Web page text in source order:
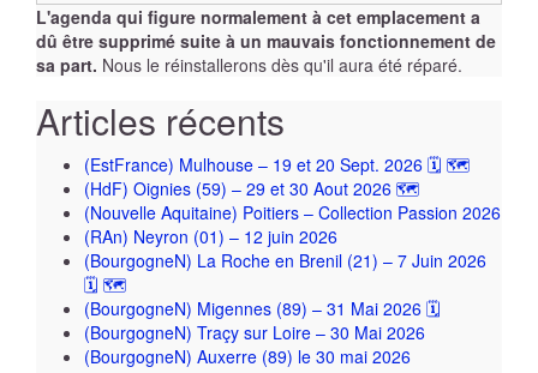
L'agenda qui figure normalement à cet emplacement a
dû être supprimé suite à un mauvais fonctionnement de
sa part. Nous le réinstallerons dès qu'il aura été réparé.
Articles récents
(EstFrance) Mulhouse – 19 et 20 Sept. 2026 🗓 🗺
(HdF) Oignies (59) – 29 et 30 Aout 2026 🗺
(Nouvelle Aquitaine) Poitiers – Collection Passion 2026
(RAn) Neyron (01) – 12 juin 2026
(BourgogneN) La Roche en Brenil (21) – 7 Juin 2026
🗓 🗺
(BourgogneN) Migennes (89) – 31 Mai 2026 🗓
(BourgogneN) Traçy sur Loire – 30 Mai 2026
(BourgogneN) Auxerre (89) le 30 mai 2026